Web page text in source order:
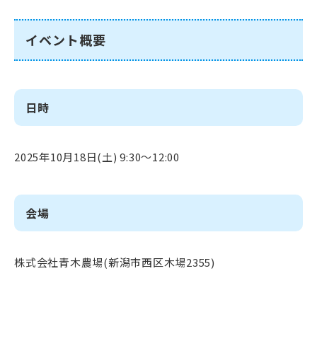
イベント概要
日時
2025年10月18日(土) 9:30～12:00
会場
株式会社青木農場(新潟市西区木場2355)